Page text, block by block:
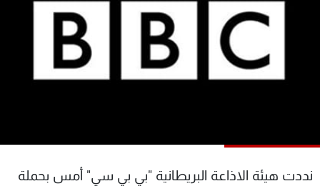
نددت هيئة الاذاعة البريطانية "بي بي سي" أمس بحملة
كأس العالم
الترددات